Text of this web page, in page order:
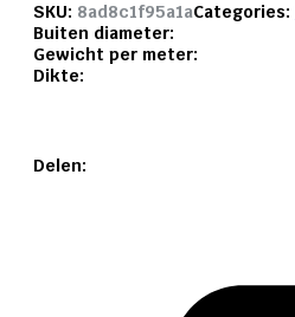
SKU: 8ad8c1f95a1aCategories:
Buiten diameter:
Gewicht per meter:
Dikte:
Delen: